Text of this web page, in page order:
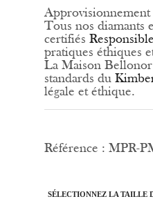
Approvisionnement
Tous nos diamants
certifiés
pratiques éthiques
La Maison Bellonor
standards du
légale et éthique.
Référence : MPR-
SÉLECTIONNEZ LA TAILLE